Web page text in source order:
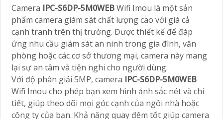
Camera IPC-S6DP-5M0WEBWifi Imou là một sản
phẩm camera giám sát chất lượng cao với giá cả
cạnh tranh trên thị trường. Được thiết kế để đáp
ứng nhu cầu giám sát an ninh trong gia đình, văn
phòng hoặc các cơ sở thương mại, camera này mang
lại sự an tâm và tiện nghi cho người dùng.
Với độ phân giải 5MP, camera IPC-S6DP-5M0WEB
Wifi Imou cho phép bạn xem hình ảnh sắc nét và chi
tiết, giúp theo dõi mọi góc cạnh của ngôi nhà hoặc
công ty của bạn. Khả năng quay đêm tốt giúp camera